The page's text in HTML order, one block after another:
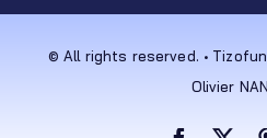
© All rights reserved. •
Olivier